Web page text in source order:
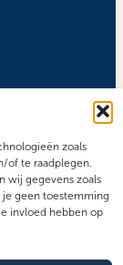
zoals
of te raadplegen.
wij gegevens zoals
je geen toestemming
invloed hebben op